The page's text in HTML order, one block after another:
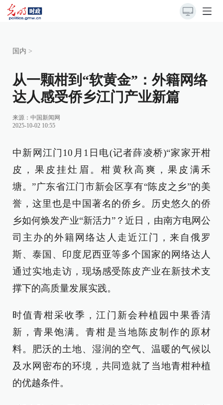
国内 >
从一颗柑到“软黄金”：外籍网络
达人感受侨乡江门产业新篇
来源： 中国新闻网
2025-10-02 10:55
中新网江门10月1日电(记者薛凌桥)“家家开柑
皮，果皮挂灶眉。柑黄秋高爽，果皮满禾
塘。”广东省江门市新会区享有“陈皮之乡”的美
誉，这里也是中国著名的侨乡。历史悠久的侨
乡如何焕发产业“新活力”？近日，由南方电网公
司主办的外籍网络达人走近江门，来自俄罗
斯、泰国、印度尼西亚等多个国家的网络达人
通过实地走访，现场感受陈皮产业在新技术支
撑下的高质量发展实践。
时值青柑采收季，江门新会种植园中果香清
新，青果饱满。青柑是当地陈皮制作的原材
料。肥沃的土地、湿润的空气、温暖的气候以
及水网密布的环境，共同造就了当地青柑种植
的优越条件。